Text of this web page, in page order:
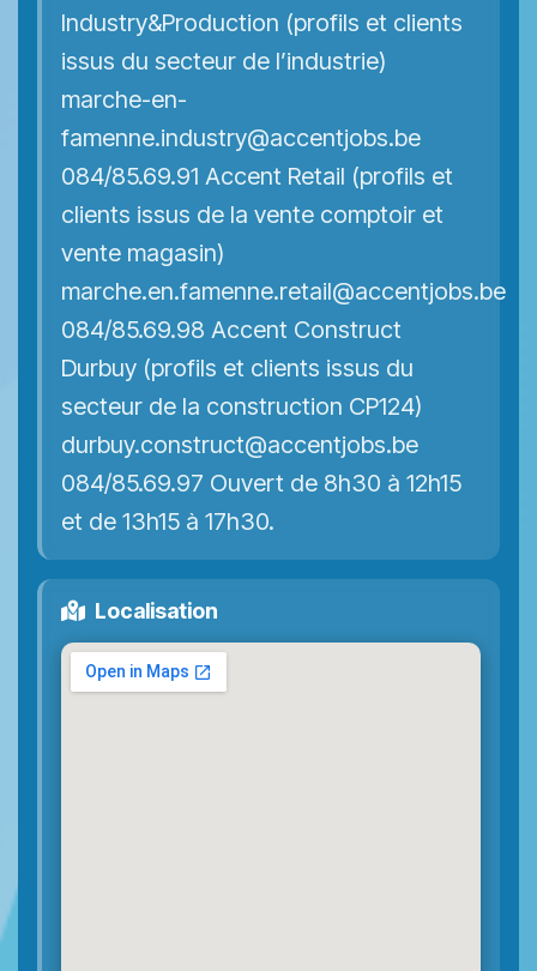
Industry&Production (profils et clients
issus du secteur de l’industrie)
marche-en-
famenne.industry@accentjobs.be
084/85.69.91 Accent Retail (profils et
clients issus de la vente comptoir et
vente magasin)
marche.en.famenne.retail@accentjobs.be
084/85.69.98 Accent Construct
Durbuy (profils et clients issus du
secteur de la construction CP124)
durbuy.construct@accentjobs.be
084/85.69.97 Ouvert de 8h30 à 12h15
et de 13h15 à 17h30.
Localisation